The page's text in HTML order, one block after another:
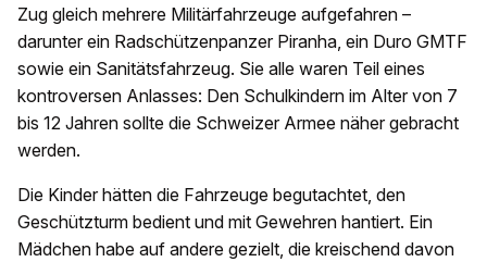
Zug gleich mehrere Militärfahrzeuge aufgefahren –
darunter ein Radschützenpanzer Piranha, ein Duro GMTF
sowie ein Sanitätsfahrzeug. Sie alle waren Teil eines
kontroversen Anlasses: Den Schulkindern im Alter von 7
bis 12 Jahren sollte die Schweizer Armee näher gebracht
werden.
Die Kinder hätten die Fahrzeuge begutachtet, den
Geschützturm bedient und mit Gewehren hantiert. Ein
Mädchen habe auf andere gezielt, die kreischend davon